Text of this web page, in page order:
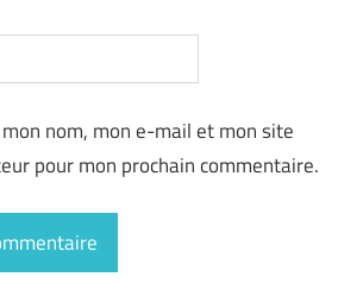
nom, mon e-mail et mon site
pour mon prochain commentaire.